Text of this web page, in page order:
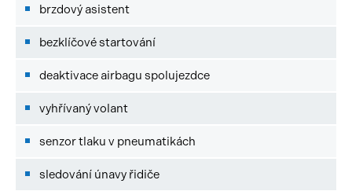
brzdový asistent
bezklíčové startování
deaktivace airbagu spolujezdce
vyhřívaný volant
senzor tlaku v pneumatikách
sledování únavy řidiče